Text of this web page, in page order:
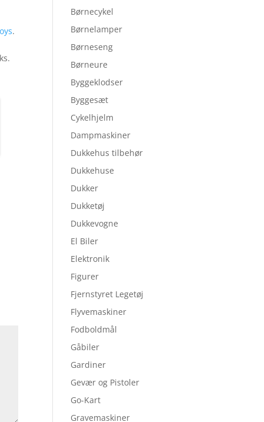
.
Børnecykel
Børnelamper
Børneseng
Børneure
Byggeklodser
Byggesæt
Cykelhjelm
Dampmaskiner
Dukkehus tilbehør
Dukkehuse
Dukker
Dukketøj
Dukkevogne
El Biler
Elektronik
Figurer
Fjernstyret Legetøj
Flyvemaskiner
Fodboldmål
Gåbiler
Gardiner
Gevær og Pistoler
Go-Kart
Gravemaskiner